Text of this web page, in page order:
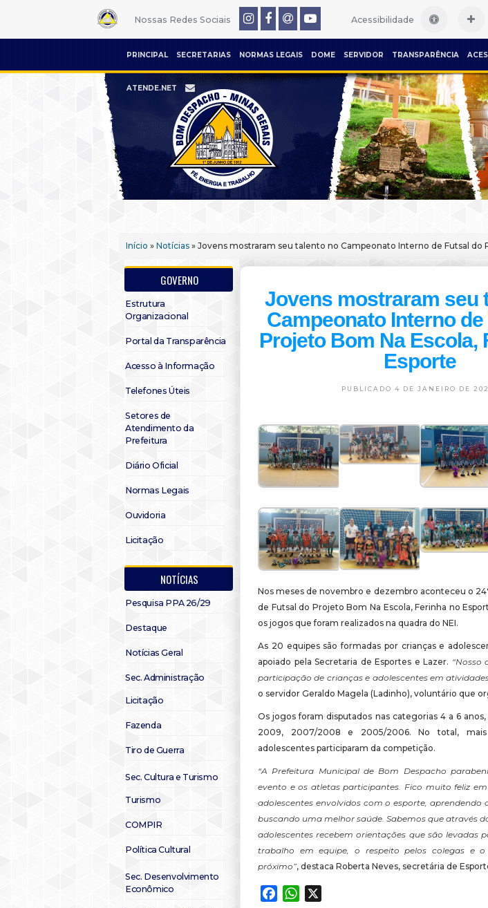
Nossas Redes Sociais Acessibilidade
PRINCIPAL SECRETARIAS NORMAS LEGAIS DOME SERVIDOR TRANSPARÊNCIA
ATENDE.NET
Início » Notícias » Jovens mostraram seu talento no Campeonato Interno de Futsal do
GOVERNO
Estrutura
Organizacional
Portal da Transparência
Acesso à Informação
Telefones Úteis
Setores de
Atendimento da
Prefeitura
Diário Oficial
Normas Legais
Ouvidoria
Licitação
NOTÍCIAS
Pesquisa PPA 26/29
Destaque
Notícias Geral
Sec. Administração
Licitação
Fazenda
Tiro de Guerra
Sec. Cultura e Turismo
Turismo
COMPIR
Política Cultural
Sec. Desenvolvimento
Econômico
Jovens mostraram seu
Campeonato Interno
Projeto Bom Na Escola,
Esporte
PUBLICADO 4 DE JANEIRO DE
Nos meses de novembro e dezembro aconteceu o
de Futsal do Projeto Bom Na Escola, Ferinha no
os jogos que foram realizados na quadra do NEI.
As 20 equipes são formadas por crianças e
apoiado pela Secretaria de Esportes e Lazer. “Nosso
participação de crianças e adolescentes em
o servidor Geraldo Magela (Ladinho), voluntário que
Os jogos foram disputados nas categorias 4 a 6 anos,
2009, 2007/2008 e 2005/2006. No total,
adolescentes participaram da competição.
“A Prefeitura Municipal de Bom Despacho
evento e os atletas participantes. Fico muito feliz
adolescentes envolvidos com o esporte, aprendendo
buscando uma melhor saúde. Sabemos que através
adolescentes recebem orientações que são levadas
trabalho em equipe, o respeito pelos colegas e
próximo”, destaca Roberta Neves, secretária de
FacebookWhatsApp